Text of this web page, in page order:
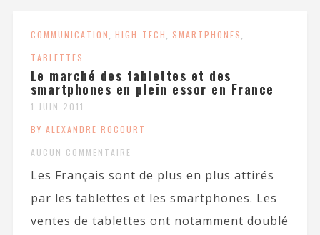
COMMUNICATION, HIGH-TECH, SMARTPHONES,
TABLETTES
Le marché des tablettes et des
smartphones en plein essor en France
1 JUIN 2011
BY ALEXANDRE ROCOURT
AUCUN COMMENTAIRE
Les Français sont de plus en plus attirés
par les tablettes et les smartphones. Les
ventes de tablettes ont notamment doublé